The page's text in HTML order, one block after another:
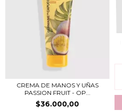
CREMA DE MANOS Y UÑAS
PASSION FRUIT - OP...
$36.000,00